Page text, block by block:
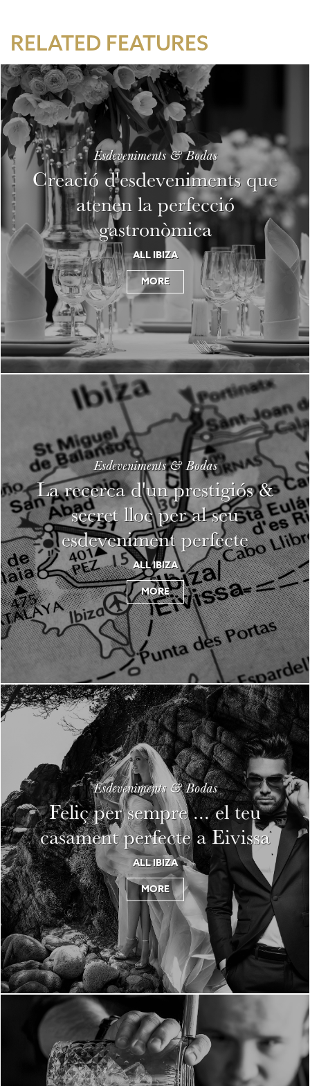
RELATED FEATURES
Esdeveniments & Bodas
Creació d'esdeveniments que
atenen la perfecció
gastronòmica
ALL IBIZA
MORE
Esdeveniments & Bodas
La recerca d'un prestigiós &
secret lloc per al seu
esdeveniment perfecte
ALL IBIZA
MORE
Esdeveniments & Bodas
Feliç per sempre ... el teu
casament perfecte a Eivissa
ALL IBIZA
MORE